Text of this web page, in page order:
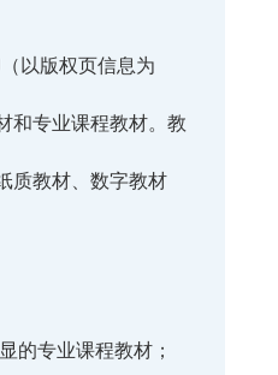
以版权页信息为
和专业课程教材。教
质教材、数字教材
的专业课程教材；